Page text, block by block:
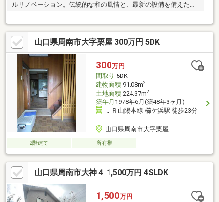
ルリノベーション。伝統的な和の風情と、最新の設備を備えた現
代の快適性が調和する唯一無二の住まいです。新築の安心感を、
中古ならではの価格で実現。
山口県周南市大字栗屋 300万円 5DK
300万円
間取り 5DK
建物面積91.08m2
土地面積224.37m2
築年月 1978年6月(築48年3ヶ月)
ＪＲ山陽本線 櫛ケ浜駅 徒歩23分
山口県周南市大字栗屋
2階建て 所有権
山口県周南市大神４ 1,500万円 4SLDK
1,500万円